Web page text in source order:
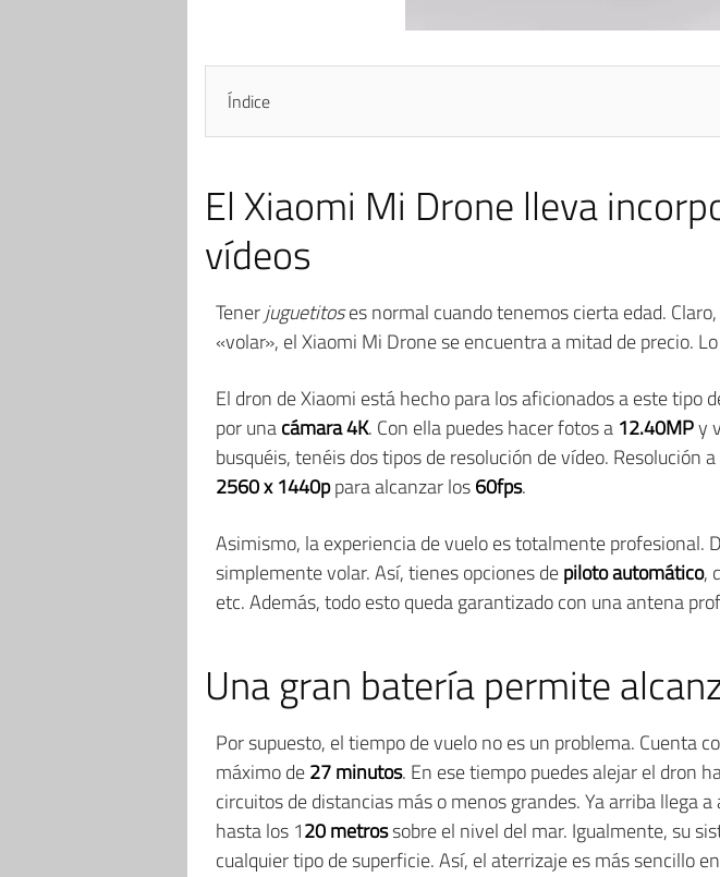
Índice
El Xiaomi Mi Drone lleva
vídeos
Tenerjuguetitoses normal cuando tenemos cierta edad.
«volar», el Xiaomi Mi Drone se encuentra a mitad de precio.
El dron de Xiaomi está hecho para los aficionados a este tipo
por unacámara 4K. Con ella puedes hacer fotos a 12.40MPy
busquéis, tenéis dos tipos de resolución de vídeo. Resolución a
2560 x 1440ppara alcanzar los60fps.
Asimismo, la experiencia de vuelo es totalmente profesional.
simplemente volar. Así, tienes opciones depiloto automático,
etc. Además, todo esto queda garantizado con una antena
Una gran batería permite
Por supuesto, el tiempo de vuelo no es un problema. Cuenta
máximo de27 minutos. En ese tiempo puedes alejar el dron
circuitos de distancias más o menos grandes. Ya arriba llega
hasta los 120 metrossobre el nivel del mar. Igualmente, su
cualquier tipo de superficie. Así, el aterrizaje es más sencillo